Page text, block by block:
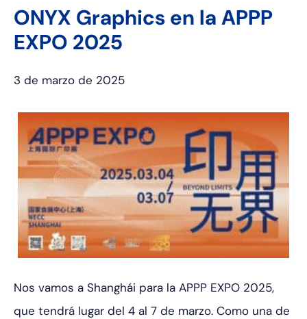
ONYX Graphics en la APPP
EXPO 2025
3 de marzo de 2025
Nos vamos a Shanghái para la APPP EXPO 2025,
que tendrá lugar del 4 al 7 de marzo. Como una de